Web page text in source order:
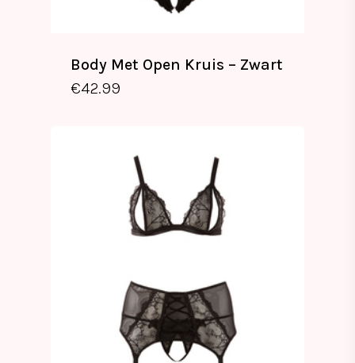
Body Met Open Kruis – Zwart
€42.99